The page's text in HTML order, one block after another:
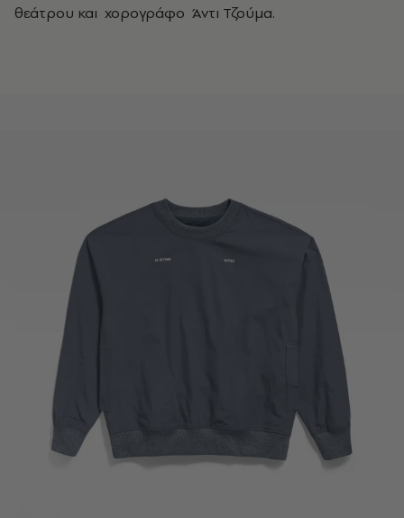
θεάτρου και χορογράφο Άντι Τζούμα.